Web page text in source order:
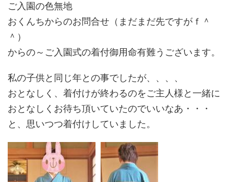
ご入園の色無地
おくんちからのお問合せ（まだまだ先ですがｆ＾
＾）
からの～ご入園式の着付御用命有難うございます。
私の子供と同じ年との事でしたが、、、、
おとなしく、着付けが終わるのをご主人様と一緒に
おとなしくお待ち頂いていたのでいいなあ・・・
と、思いつつ着付けしていました。